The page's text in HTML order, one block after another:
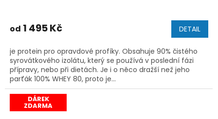
od 1 495 Kč DETAIL
je protein pro opravdové profíky. Obsahuje 90% čistého
syrovátkového izolátu, který se používá v poslední fázi
přípravy, nebo při dietách. Je i o něco dražší než jeho
parťák 100% WHEY 80, proto je...
DÁREK
ZDARMA